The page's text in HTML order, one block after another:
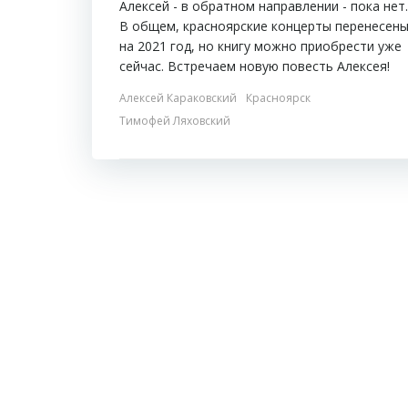
Алексей - в обратном направлении - пока нет.
В общем, красноярские концерты перенесены
на 2021 год, но книгу можно приобрести уже
сейчас. Встречаем новую повесть Алексея!
Алексей Караковский
Красноярск
Тимофей Ляховский